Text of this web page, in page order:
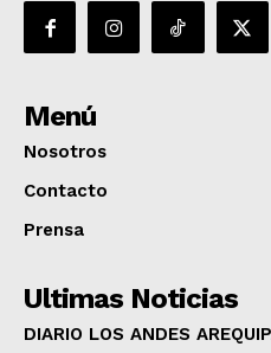
Menú
Nosotros
Contacto
Prensa
Ultimas Noticias
DIARIO LOS ANDES